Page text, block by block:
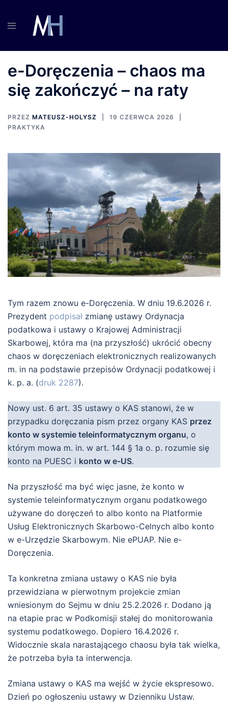
e-Doręczenia – chaos ma
się zakończyć – na raty
PRZEZ MATEUSZ-HOLYSZ
19 CZERWCA 2026
PRAKTYKA
Tym razem znowu e-Doręczenia. W dniu 19.6.2026 r.
Prezydent podpisał zmianę ustawy Ordynacja
podatkowa i ustawy o Krajowej Administracji
Skarbowej, która ma (na przyszłość) ukrócić obecny
chaos w doręczeniach elektronicznych realizowanych
m. in na podstawie przepisów Ordynacji podatkowej i
k. p. a. (druk 2287).
Nowy ust. 6 art. 35 ustawy o KAS stanowi, że w
przypadku doręczania pism przez organy KAS przez
konto w systemie teleinformatycznym organu, o
którym mowa m. in. w art. 144 § 1a o. p. rozumie się
konto na PUESC i konto w e-US.
Na przyszłość ma być więc jasne, że konto w
systemie teleinformatycznym organu podatkowego
używane do doręczeń to albo konto na Platformie
Usług Elektronicznych Skarbowo-Celnych albo konto
w e-Urzędzie Skarbowym. Nie ePUAP. Nie e-
Doręczenia.
Ta konkretna zmiana ustawy o KAS nie była
przewidziana w pierwotnym projekcie zmian
wniesionym do Sejmu w dniu 25.2.2026 r. Dodano ją
na etapie prac w Podkomisji stałej do monitorowania
systemu podatkowego. Dopiero 16.4.2026 r.
Widocznie skala narastającego chaosu była tak wielka,
że potrzeba była ta interwencja.
Zmiana ustawy o KAS ma wejść w życie ekspresowo.
Dzień po ogłoszeniu ustawy w Dzienniku Ustaw.